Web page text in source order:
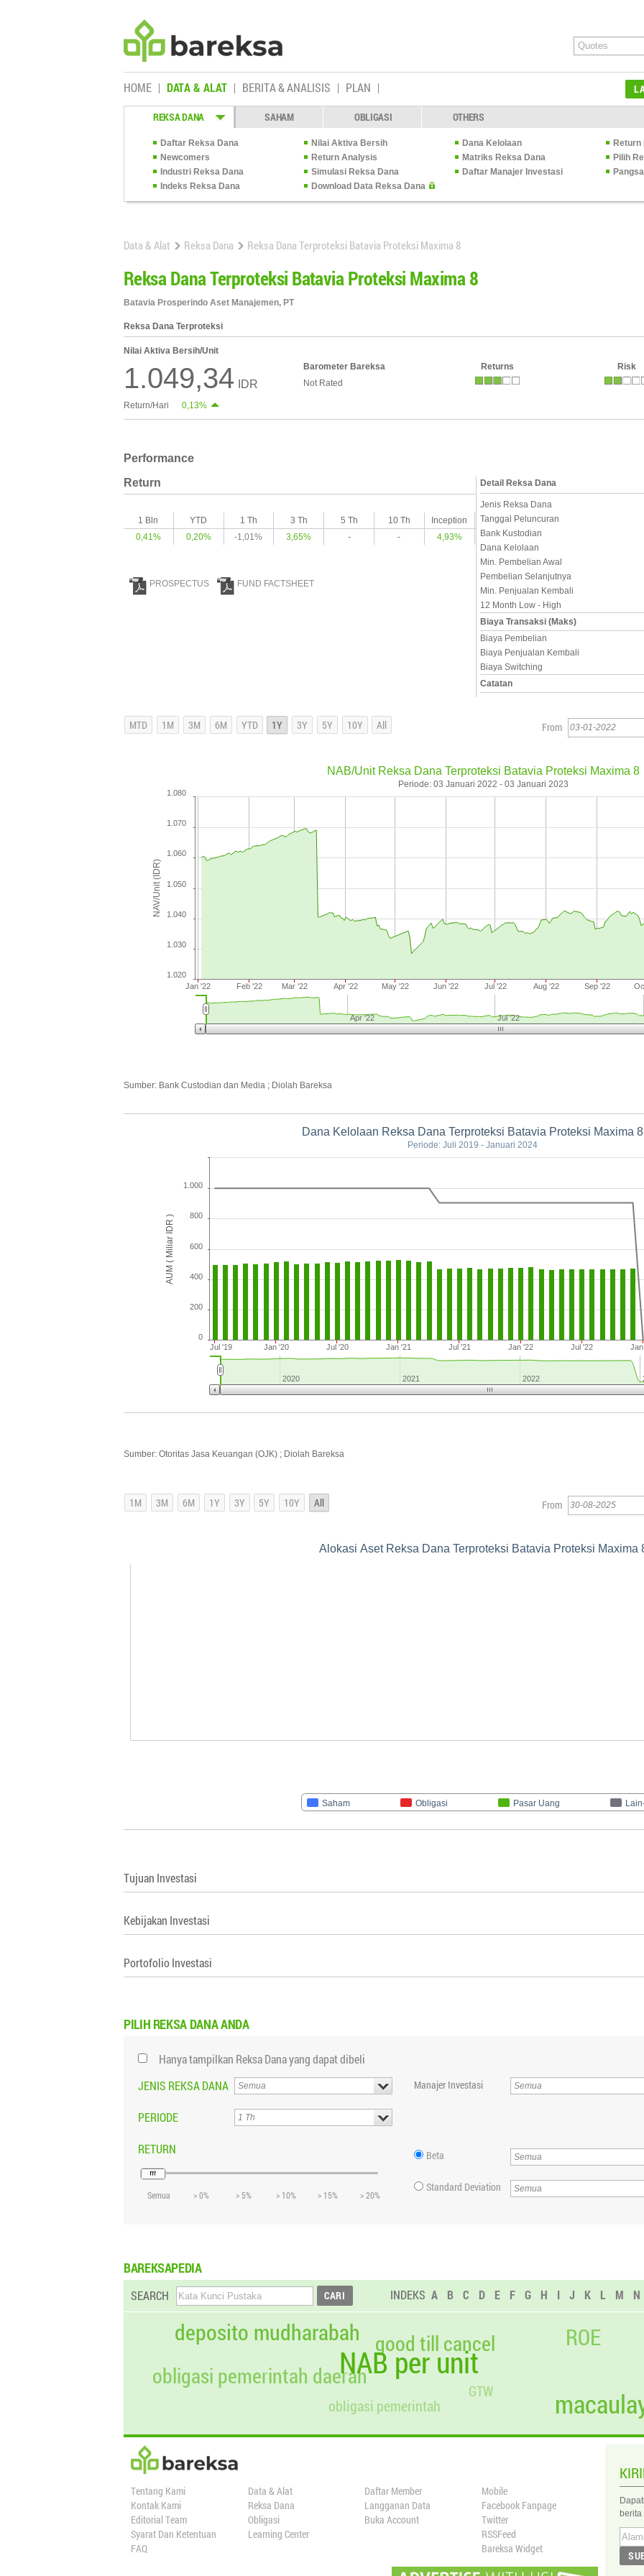
HOME DATA & ALAT BERITA & ANALISIS PLAN
REKSA DANA SAHAM OBLIGASI OTHERS
Daftar Reksa Dana Nilai Aktiva Bersih Dana Kelolaan
Newcomers
Return Analysis Matriks Reksa Dana
Pilih
Industri Reksa Dana
Simulasi Reksa Dana Daftar Manajer Investasi
Indeks Reksa Dana
Download Data Reksa Dana
Data & Alat Reksa Dana Reksa Dana Terproteksi Batavia Proteksi Maxima 8
Reksa Dana Terproteksi Batavia Proteksi Maxima 8
Batavia Prosperindo Aset Manajemen, PT
Reksa Dana Terproteksi
Nilai Aktiva Bersih/Unit
1.049,34 IDR
Barometer Bareksa
Not Rated
Returns Risk
Return/Hari 0,13%
Performance
Return
1 Bln YTD 1 Th 3 Th 5 Th 10 Th
Inception
0,41%
0,20% -1,01% 3,65% - - 4,93%
PROSPECTUS FUND FACTSHEET
Detail Reksa Dana
Jenis Reksa Dana
Tanggal Peluncuran
Bank Kustodian
Dana Kelolaan
Min. Pembelian Awal
Pembelian Selanjutnya
Min. Penjualan Kembali
12 Month Low - High
Biaya Transaksi (Maks)
Biaya Pembelian
Biaya Penjualan Kembali
Biaya Switching
Catatan
From
NAV/Unit (IDR)
NAB/Unit Reksa Dana Terproteksi Batavia Proteksi Maxima 8
Periode: 03 Januari 2022 - 03 Januari 2023
Jan '22 Feb '22 Mar '22 Apr '22 May '22 Jun '22 Jul '22 Aug '22 Sep '22
1.020
1.030
1.040
1.050
1.060
1.070
1.080
Apr '22 Jul '22
Sumber: Bank Custodian dan Media ; Diolah Bareksa
AUM ( Miliar IDR )
Dana Kelolaan Reksa Dana Terproteksi Batavia Proteksi Maxima 8
Periode: Juli 2019 - Januari 2024
Jul '19 Jan '20 Jul '20 Jan '21 Jul '21 Jan '22 Jul '22
0
200
400
600
800
1.000
2020 2021 2022
Sumber: Otoritas Jasa Keuangan (OJK) ; Diolah Bareksa
From
Alokasi Aset Reksa Dana Terproteksi Batavia Proteksi Maxima
Saham Obligasi Pasar Uang
Tujuan Investasi
Kebijakan Investasi
Portofolio Investasi
PILIH REKSA DANA ANDA
Hanya tampilkan Reksa Dana yang dapat dibeli
JENIS REKSA DANA
PERIODE
RETURN
Semua > 0% > 5% > 10% > 15% > 20%
Manajer Investasi
Beta
Standard Deviation
BAREKSAPEDIA
SEARCH INDEKS A B C D E F G H I J K L M N
NAB per unit
deposito mudharabah
obligasi pemerintah
obligasi pemerintah daerah
good till cancel
GTW
ROE
Tentang Kami
Kontak Kami
Editorial Team
Syarat Dan Ketentuan
FAQ
Data & Alat
Reksa Dana
Obligasi
Learning Center
Daftar Member
Langganan Data
Buka Account
Mobile
Facebook Fanpage
Twitter
RSSFeed
Bareksa Widget